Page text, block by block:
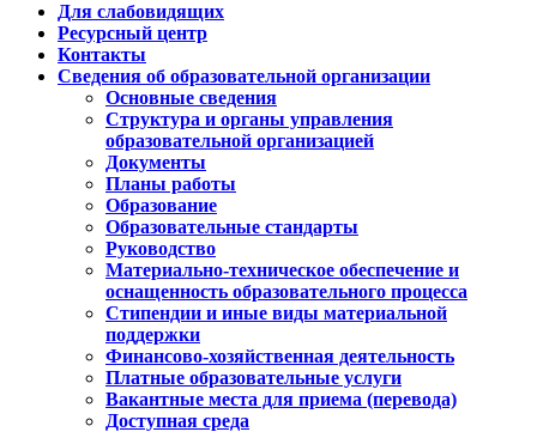
Для слабовидящих
Ресурсный центр
Контакты
Сведения об образовательной организации
Основные сведения
Структура и органы управления
образовательной организацией
Документы
Планы работы
Образование
Образовательные стандарты
Руководство
Материально-техническое обеспечение и
оснащенность образовательного процесса
Стипендии и иные виды материальной
поддержки
Финансово-хозяйственная деятельность
Платные образовательные услуги
Вакантные места для приема (перевода)
Доступная среда